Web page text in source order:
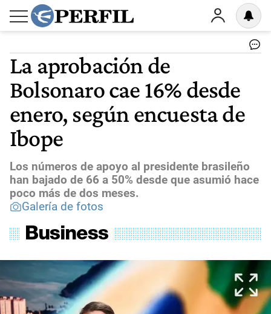
La aprobación de
Bolsonaro cae 16% desde
enero, según encuesta de
Ibope
Los números de apoyo al presidente brasileño
han bajado de 66 a 50% desde que asumió hace
poco más de dos meses.
Galería de fotos